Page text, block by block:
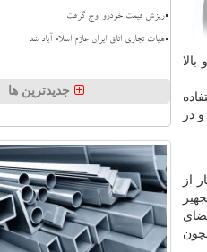
در
جاری 299 هکتار از
ریزش قیمت خودرو اوج گرفت
هیات تجاری اتاق ایران عازم اسلام آباد شد
جدیدترین ها